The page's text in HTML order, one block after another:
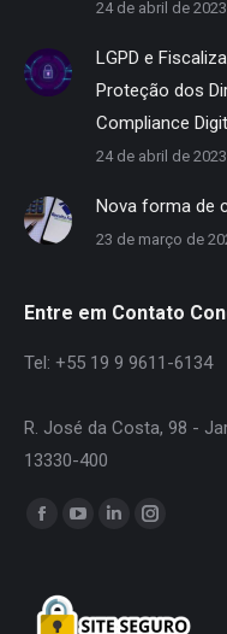
24 de abril de 2023
LGPD e
Proteção dos
Compliance
24 de abril de 2023
Nova forma de
23 de março de
Entre em Contato
Tel: +55 19 9 9611-6134
R. José da Costa, 98 -
13330-400
Encontre-nos em:
Facebook
opens
in
YouTube
in
Linkedin
in
Instagram
in